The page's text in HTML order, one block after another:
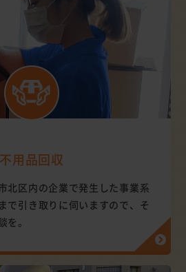
不用品回収
北区内の企業で発生した事業系
で引き取りに伺いますので、そ
。